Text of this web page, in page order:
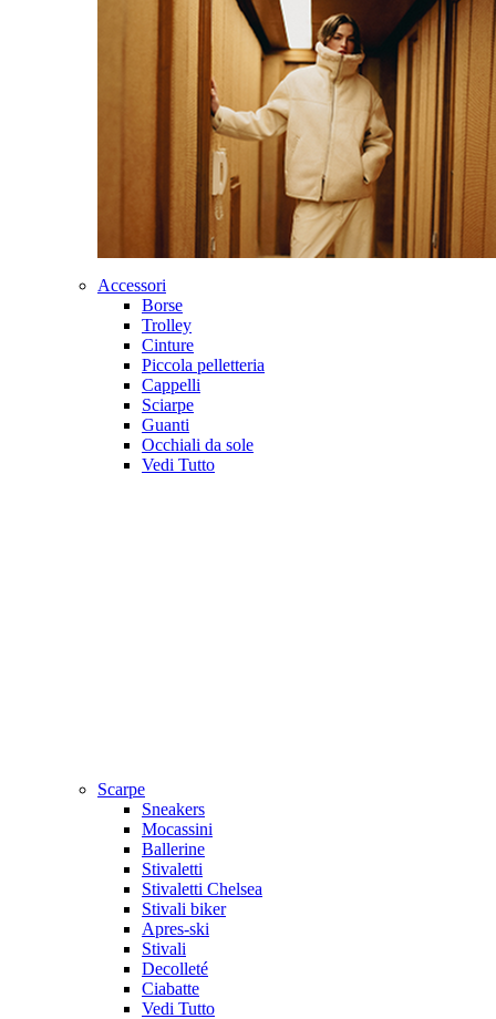
Accessori
Borse
Trolley
Cinture
Piccola pelletteria
Cappelli
Sciarpe
Guanti
Occhiali da sole
Vedi Tutto
Scarpe
Sneakers
Mocassini
Ballerine
Stivaletti
Stivaletti Chelsea
Stivali biker
Apres-ski
Stivali
Decolleté
Ciabatte
Vedi Tutto